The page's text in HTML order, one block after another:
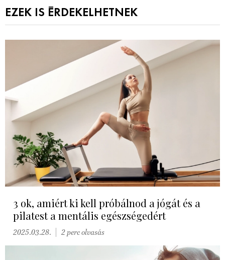
EZEK IS ÉRDEKELHETNEK
3 ok, amiért ki kell próbálnod a jógát és a
pilatest a mentális egészségedért
2025.03.28. 2 perc olvasás